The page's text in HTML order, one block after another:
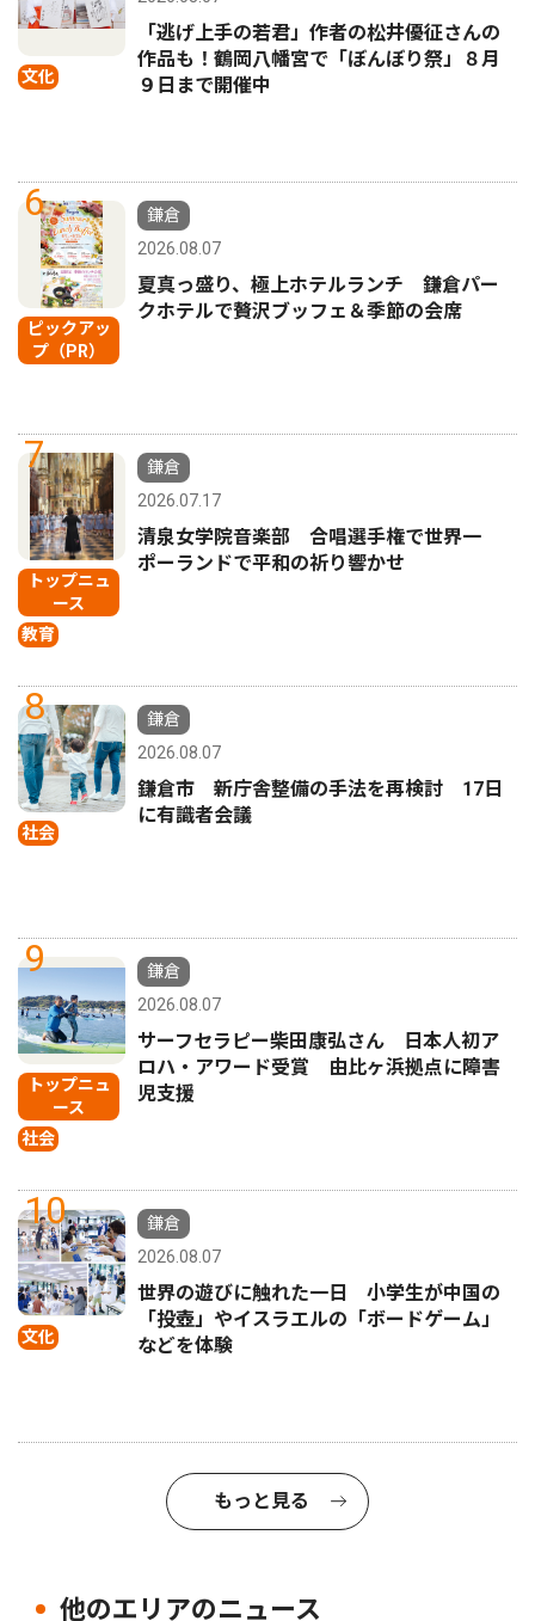
文化
「逃げ上手の若君」作者の松井優征さんの
作品も！鶴岡八幡宮で「ぼんぼり祭」８月
９日まで開催中
6
ピックアッ
プ（PR）
鎌倉
2026.08.07
夏真っ盛り、極上ホテルランチ 鎌倉パー
クホテルで贅沢ブッフェ＆季節の会席
7
トップニュ
ース
教育
鎌倉
2026.07.17
清泉女学院音楽部 合唱選手権で世界一
ポーランドで平和の祈り響かせ
8
社会
鎌倉
2026.08.07
鎌倉市 新庁舎整備の手法を再検討 17日
に有識者会議
9
トップニュ
ース
社会
鎌倉
2026.08.07
サーフセラピー柴田康弘さん 日本人初ア
ロハ・アワード受賞 由比ヶ浜拠点に障害
児支援
10
文化
鎌倉
2026.08.07
世界の遊びに触れた一日 小学生が中国の
「投壺」やイスラエルの「ボードゲーム」
などを体験
もっと見る
他のエリアのニュース